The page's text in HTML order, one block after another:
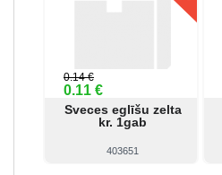
0.14 €
0.11 €
Sveces eglīšu zelta
kr. 1gab
403651